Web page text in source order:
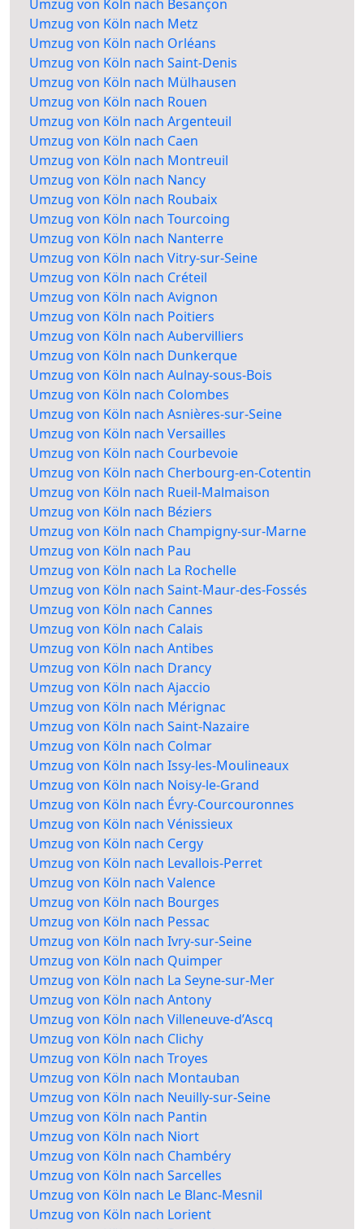
Umzug von Köln nach Besançon
Umzug von Köln nach Metz
Umzug von Köln nach Orléans
Umzug von Köln nach Saint-Denis
Umzug von Köln nach Mülhausen
Umzug von Köln nach Rouen
Umzug von Köln nach Argenteuil
Umzug von Köln nach Caen
Umzug von Köln nach Montreuil
Umzug von Köln nach Nancy
Umzug von Köln nach Roubaix
Umzug von Köln nach Tourcoing
Umzug von Köln nach Nanterre
Umzug von Köln nach Vitry-sur-Seine
Umzug von Köln nach Créteil
Umzug von Köln nach Avignon
Umzug von Köln nach Poitiers
Umzug von Köln nach Aubervilliers
Umzug von Köln nach Dunkerque
Umzug von Köln nach Aulnay-sous-Bois
Umzug von Köln nach Colombes
Umzug von Köln nach Asnières-sur-Seine
Umzug von Köln nach Versailles
Umzug von Köln nach Courbevoie
Umzug von Köln nach Cherbourg-en-Cotentin
Umzug von Köln nach Rueil-Malmaison
Umzug von Köln nach Béziers
Umzug von Köln nach Champigny-sur-Marne
Umzug von Köln nach Pau
Umzug von Köln nach La Rochelle
Umzug von Köln nach Saint-Maur-des-Fossés
Umzug von Köln nach Cannes
Umzug von Köln nach Calais
Umzug von Köln nach Antibes
Umzug von Köln nach Drancy
Umzug von Köln nach Ajaccio
Umzug von Köln nach Mérignac
Umzug von Köln nach Saint-Nazaire
Umzug von Köln nach Colmar
Umzug von Köln nach Issy-les-Moulineaux
Umzug von Köln nach Noisy-le-Grand
Umzug von Köln nach Évry-Courcouronnes
Umzug von Köln nach Vénissieux
Umzug von Köln nach Cergy
Umzug von Köln nach Levallois-Perret
Umzug von Köln nach Valence
Umzug von Köln nach Bourges
Umzug von Köln nach Pessac
Umzug von Köln nach Ivry-sur-Seine
Umzug von Köln nach Quimper
Umzug von Köln nach La Seyne-sur-Mer
Umzug von Köln nach Antony
Umzug von Köln nach Villeneuve-d’Ascq
Umzug von Köln nach Clichy
Umzug von Köln nach Troyes
Umzug von Köln nach Montauban
Umzug von Köln nach Neuilly-sur-Seine
Umzug von Köln nach Pantin
Umzug von Köln nach Niort
Umzug von Köln nach Chambéry
Umzug von Köln nach Sarcelles
Umzug von Köln nach Le Blanc-Mesnil
Umzug von Köln nach Lorient